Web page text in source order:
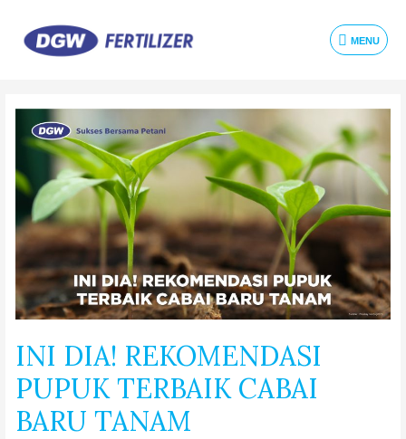
MENU
INI DIA! REKOMENDASI
PUPUK TERBAIK CABAI
BARU TANAM